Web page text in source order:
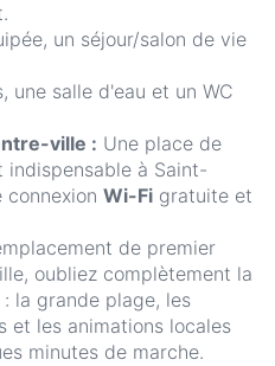
un séjour/salon de vie
une salle d'eau et un WC
ville : Une place de
indispensable à Saint-
connexion Wi-Fi gratuite et
de premier
oubliez complètement la
la grande plage, les
et les animations locales
minutes de marche.